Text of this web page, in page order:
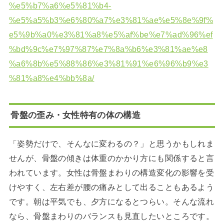
%e5%b7%a6%e5%81%b4-
%e5%a5%b3%e6%80%a7%e3%81%ae%e5%8e%9f%
e5%9b%a0%e3%81%a8%e5%af%be%e7%ad%96%ef
%bd%9c%e7%97%87%e7%8a%b6%e3%81%ae%e8
%a6%8b%e5%88%86%e3%81%91%e6%96%b9%e3
%81%a8%e4%bb%8a/
骨盤の歪み・女性特有の体の構造
「姿勢だけで、そんなに変わるの？」と思うかもしれま
せんが、骨盤の傾きは体重のかかり方にも関係すると言
われています。女性は骨盤まわりの構造変化の影響を受
けやすく、左右差が腰の痛みとして出ることもあるよう
です。朝は平気でも、夕方になるとつらい。そんな流れ
なら、骨盤まわりのバランスも見直したいところです。